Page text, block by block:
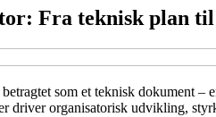
Fra teknisk plan
som et teknisk dokument
driver organisatorisk udvikling,